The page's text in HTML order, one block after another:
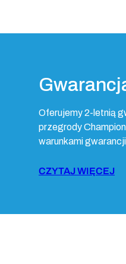
Oferujemy 2-letnią
przegrody
warunkami
CZYTAJ WIĘCEJ